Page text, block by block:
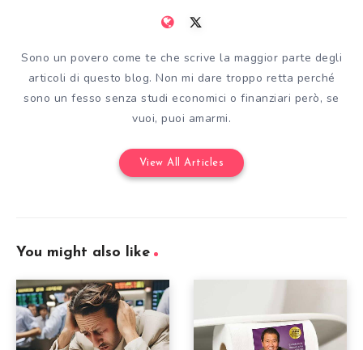
Sono un povero come te che scrive la maggior parte degli
articoli di questo blog. Non mi dare troppo retta perché
sono un fesso senza studi economici o finanziari però, se
vuoi, puoi amarmi.
View All Articles
You might also like